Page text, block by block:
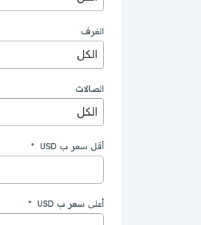
أريد مسبحاً خاصاً
الغرف
الكل
الصالات
الكل
أقل سعر ب USD *
أعلى سعر ب USD *